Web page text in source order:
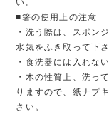
■箸の使用上の注意
・洗う際は、スポン
水気をふき取って下さ
・食洗器には入れな
・木の性質上、洗っ
りますので、紙ナプ
さい。